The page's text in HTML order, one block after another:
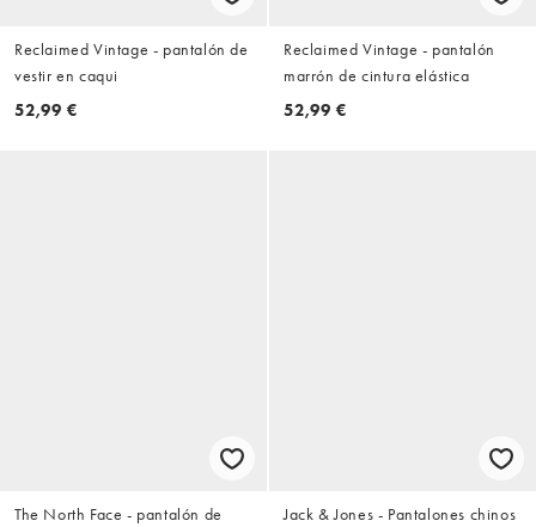
Reclaimed Vintage - pantalón de
vestir en caqui
52,99 €
Reclaimed Vintage - pantalón
marrón de cintura elástica
52,99 €
The North Face - pantalón de
Jack & Jones - Pantalones chinos